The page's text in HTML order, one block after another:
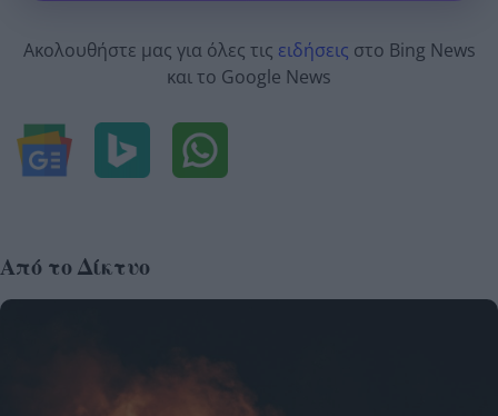
Ακολουθήστε μας για όλες τις ειδήσεις στο Bing News
και το Google News
Από το Δίκτυο